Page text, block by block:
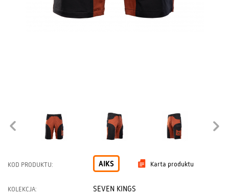
KOD PRODUKTU: AIKS Karta produktu
KOLEKCJA: SEVEN KINGS